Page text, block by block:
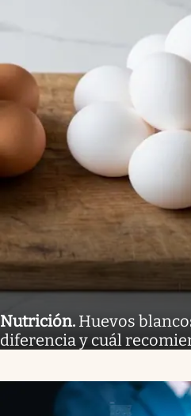
Nutrición. Huevos
diferencia y cuál